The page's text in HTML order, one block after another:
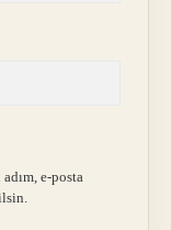
e-posta